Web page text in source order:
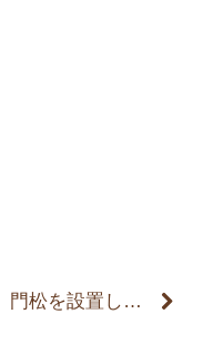
次の投稿 - 新年を迎える為、門松を設置しました。